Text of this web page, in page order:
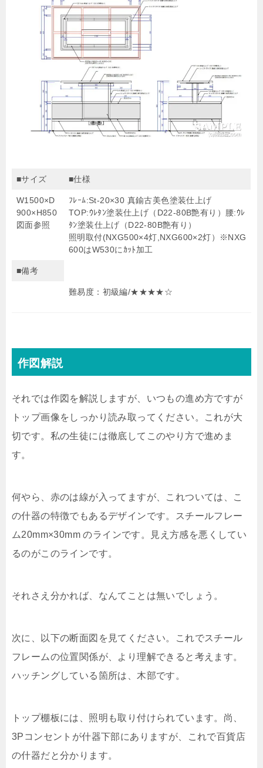
■サイズ ■仕様
W1500×D
900×H850
図面参照
ﾌﾚｰﾑ:St-20×30 真鍮古美色塗装仕上げ
TOP:ｳﾚﾀﾝ塗装仕上げ（D22-80B艶有り）腰:ｳﾚ
ﾀﾝ塗装仕上げ（D22-80B艶有り）
照明取付(NXG500×4灯,NXG600×2灯）※NXG
600はW530にｶｯﾄ加工
■備考
難易度：初級編/★★★★☆
作図解説
それでは作図を解説しますが、いつもの進め方ですが
トップ画像をしっかり読み取ってください。これが大
切です。私の生徒には徹底してこのやり方で進めま
す。
何やら、赤のは線が入ってますが、これついては、こ
の什器の特徴でもあるデザインです。スチールフレー
ム20mm×30mm のラインです。見え方感を悪くしてい
るのがこのラインです。
それさえ分かれば、なんてことは無いでしょう。
次に、以下の断面図を見てください。これでスチール
フレームの位置関係が、より理解できると考えます。
ハッチングしている箇所は、木部です。
トップ棚板には、照明も取り付けられています。尚、
3Pコンセントが什器下部にありますが、これで百貨店
の什器だと分かります。